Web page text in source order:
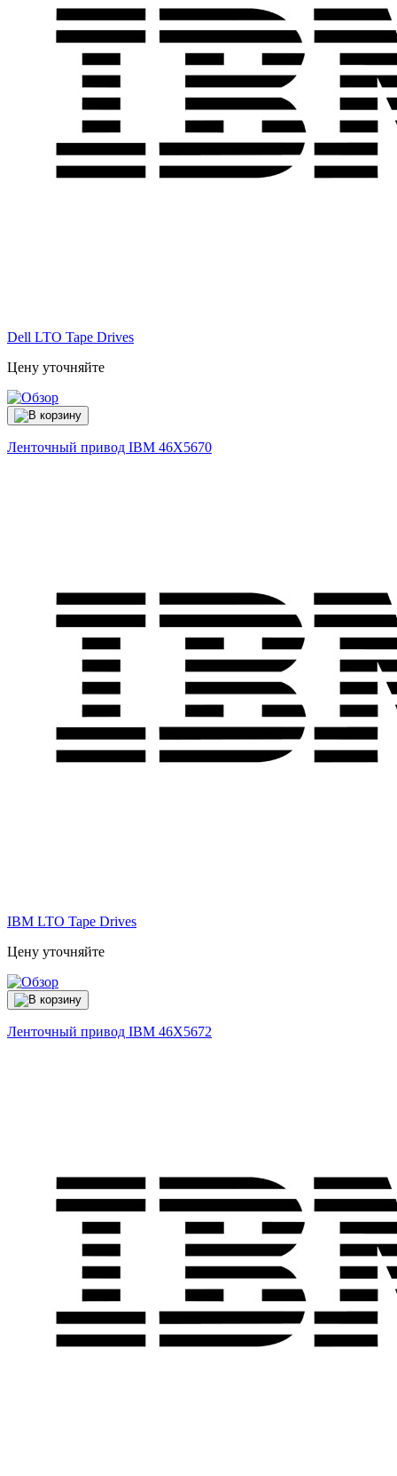
Dell LTO Tape Drives
Цену уточняйте
Ленточный привод IBM 46X5670
IBM LTO Tape Drives
Цену уточняйте
Ленточный привод IBM 46X5672